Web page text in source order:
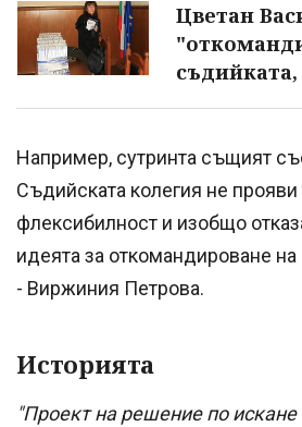
Цветан
Например, сутринта същият
Съдийската колегия не прояви
флексибилност и изобщо
идеята за откомандироване
- Виржиния Петрова.
Историята
"Проект на решение по искане